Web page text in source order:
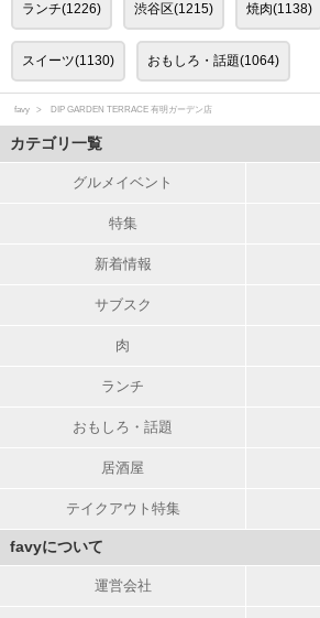
ランチ(1226) 渋谷区(1215) 焼肉(1138)
スイーツ(1130) おもしろ・話題(1064)
favy DIP GARDEN TERRACE 有明ガーデン店
カテゴリ一覧
グルメイベント
特集
新着情報
サブスク
肉
ランチ
おもしろ・話題
居酒屋
テイクアウト特集
favyについて
運営会社